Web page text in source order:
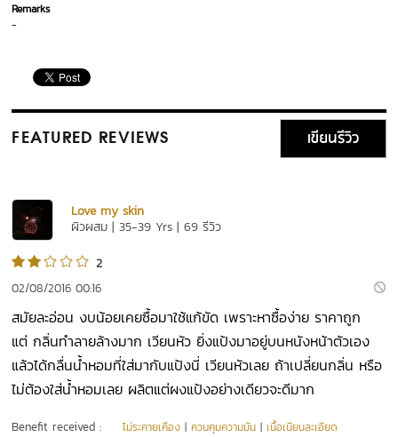
Remarks
-
FEATURED REVIEWS เขียนรีวิว
Love my skin
ผิวผสม | 35-39 Yrs | 69 รีวิว
2
02/08/2016 00:16
สมัยละอ่อน งบน้อยเคยซื้อมาใช้แก้ขัด เพราะหาซื้อง่าย ราคาถูก
แต่ กลิ่นทำลายล้างมาก เวียนหัว ยิ่งแป้งมาอยู่บนหนังหน้าตัวเอง
แล้วได้กลื่นน้ำหอมที่ใส่มากับแป้งนี่ เวียนหัวเลย ถ้าเปลี่ยนกลิ่น หรือ
ไม่ต้องใส่น้ำหอมเลย ผลิตแต่ผงแป้งอย่างเดียวจะดีมาก
Benefit received : ไม่ระคายเคือง |ควบคุมความมัน |เนื้อเนียนละเอียด